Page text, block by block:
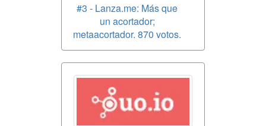
#3 - Lanza.me: Más que
un acortador;
metaacortador. 870 votos.